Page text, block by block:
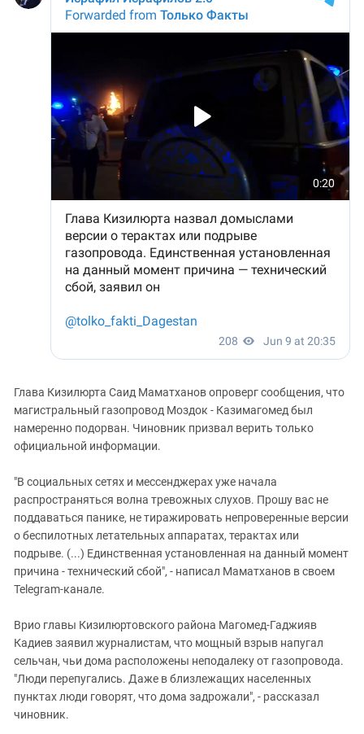
Глава Кизилюрта Саид Маматханов опроверг сообщения, что
магистральный газопровод Моздок - Казимагомед был
намеренно подорван. Чиновник призвал верить только
официальной информации.
"В социальных сетях и мессенджерах уже начала
распространяться волна тревожных слухов. Прошу вас не
поддаваться панике, не тиражировать непроверенные версии
о беспилотных летательных аппаратах, терактах или
подрыве. (...) Единственная установленная на данный момент
причина - технический сбой", - написал Маматханов в своем
Telegram-канале.
Врио главы Кизилюртовского района Магомед-Гаджияв
Кадиев заявил журналистам, что мощный взрыв напугал
сельчан, чьи дома расположены неподалеку от газопровода.
"Люди перепугались. Даже в близлежащих населенных
пунктах люди говорят, что дома задрожали", - рассказал
чиновник.